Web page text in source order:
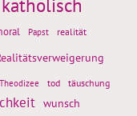
katholisch
Papst realität
Theodizee tod täuschung
wunsch